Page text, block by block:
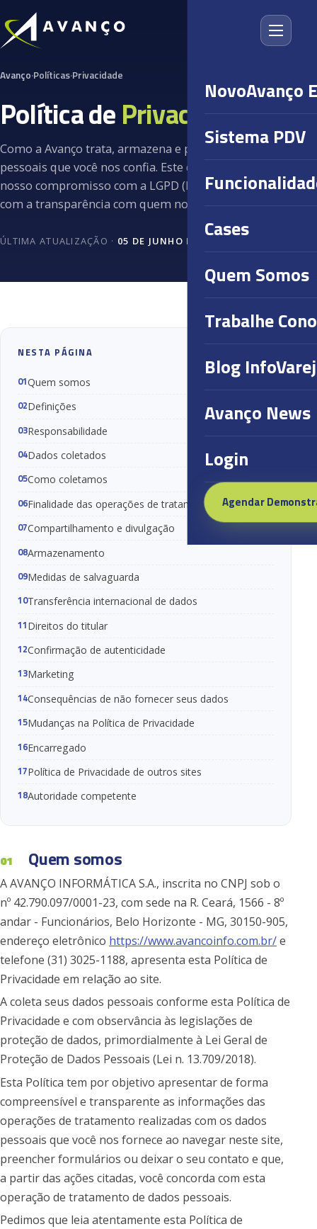
NovoAvanço
Sistema PDV
Cases
Quem Somos
Trabalhe
Blog
Avanço News
Login
Agendar
Avanço·Políticas·Privacidade
Política dePrivacidade
Como a Avanço trata, armazena e protege os dados
pessoais que você nos confia. Este documento reflete
nosso compromisso com a LGPD (Lei 13.709/2018) e
com a transparência com quem nos escolhe.
ÚLTIMA ATUALIZAÇÃO · 05 DE JUNHO DE 2026
NESTA PÁGINA
Quem somos
Definições
Responsabilidade
Dados coletados
Como coletamos
Finalidade das operações de tratamento
Compartilhamento e divulgação
Armazenamento
Medidas de salvaguarda
Transferência internacional de dados
Direitos do titular
Confirmação de autenticidade
Marketing
Consequências de não fornecer seus dados
Mudanças na Política de Privacidade
Encarregado
Política de Privacidade de outros sites
Autoridade competente
01 Quem somos
A AVANÇO INFORMÁTICA S.A., inscrita no CNPJ sob o
nº 42.790.097/0001-23, com sede na R. Ceará, 1566 - 8º
andar - Funcionários, Belo Horizonte - MG, 30150-905,
endereço eletrônico https://www.avancoinfo.com.br/e
telefone (31) 3025-1188, apresenta esta Política de
Privacidade em relação ao site.
A coleta seus dados pessoais conforme esta Política de
Privacidade e com observância às legislações de
proteção de dados, primordialmente à Lei Geral de
Proteção de Dados Pessoais (Lei n. 13.709/2018).
Esta Política tem por objetivo apresentar de forma
compreensível e transparente as informações das
operações de tratamento realizadas com os dados
pessoais que você nos fornece ao navegar neste site,
preencher formulários ou deixar o seu contato e que,
a partir das ações citadas, você concorda com esta
operação de tratamento de dados pessoais.
Pedimos que leia atentamente esta Política de